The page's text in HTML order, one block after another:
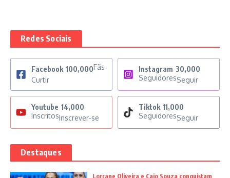
Redes Sociais
Facebook 100,000Fãs
Curtir
Instagram 30,000
SeguidoresSeguir
Youtube 14,000
Inscritos Inscrever-se
Tiktok 11,000
SeguidoresSeguir
Destaques
Lorrane Oliveira e Caio Souza conquistam